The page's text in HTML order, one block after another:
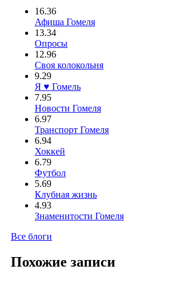
16.36
Афиша Гомеля
13.34
Опросы
12.96
Своя колокольня
9.29
Я ♥ Гомель
7.95
Новости Гомеля
6.97
Транспорт Гомеля
6.94
Хоккей
6.79
Футбол
5.69
Клубная жизнь
4.93
Знаменитости Гомеля
Все блоги
Похожие записи